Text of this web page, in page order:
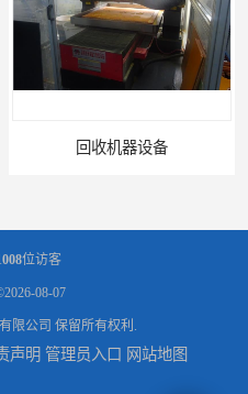
位访客
08-07
限公司 保留所有权利.
声明 管理员入口 网站地图